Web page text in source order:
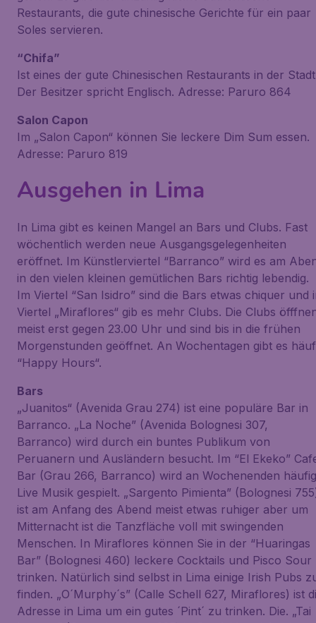
Restaurants, die gute chinesische Gerichte für ein paar
Soles servieren.
“Chifa”
Ist eines der gute Chinesischen Restaurants in der
Der Besitzer spricht Englisch. Adresse: Paruro 864
Salon Capon
Im „Salon Capon“ können Sie leckere Dim Sum essen.
Adresse: Paruro 819
Ausgehen in Lima
In Lima gibt es keinen Mangel an Bars und Clubs. Fast
wöchentlich werden neue Ausgangsgelegenheiten
eröffnet. Im Künstlerviertel “Barranco” wird es am
in den vielen kleinen gemütlichen Bars richtig lebendig.
Im Viertel “San Isidro” sind die Bars etwas chiquer und
Viertel „Miraflores“ gib es mehr Clubs. Die Clubs
meist erst gegen 23.00 Uhr und sind bis in die frühen
Morgenstunden geöffnet. An Wochentagen gibt es
“Happy Hours“.
Bars
„Juanitos“ (Avenida Grau 274) ist eine populäre Bar in
Barranco. „La Noche” (Avenida Bolognesi 307,
Barranco) wird durch ein buntes Publikum von
Peruanern und Ausländern besucht. Im “El Ekeko”
Bar (Grau 266, Barranco) wird an Wochenenden häufig
Live Musik gespielt. „Sargento Pimienta” (Bolognesi
ist am Anfang des Abend meist etwas ruhiger aber um
Mitternacht ist die Tanzfläche voll mit swingenden
Menschen. In Miraflores können Sie in der “Huaringas
Bar” (Bolognesi 460) leckere Cocktails und Pisco Sour
trinken. Natürlich sind selbst in Lima einige Irish Pubs
finden. „O´Murphy´s” (Calle Schell 627, Miraflores) ist
Adresse in Lima um ein gutes ´Pint´ zu trinken. Die. „Tai